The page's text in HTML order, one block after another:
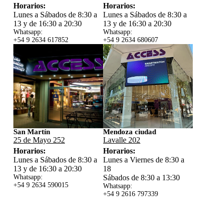
Horarios:
Lunes a Sábados de 8:30 a
13 y de 16:30 a 20:30
Whatsapp:
+54 9 2634 617852
Horarios:
Lunes a Sábados de 8:30 a
13 y de 16:30 a 20:30
Whatsapp:
+54 9 2634 680607
San Martín
25 de Mayo 252
Horarios:
Lunes a Sábados de 8:30 a
13 y de 16:30 a 20:30
Whatsapp:
+54 9 2634 590015
Mendoza ciudad
Lavalle 202
Horarios:
Lunes a Viernes de 8:30 a
18
Sábados de 8:30 a 13:30
Whatsapp:
+54 9 2616 797339